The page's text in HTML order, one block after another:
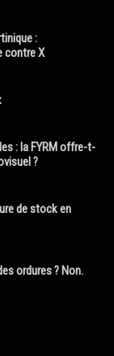
:
contre X
: la FYRM offre-t-
?
de stock en
ordures ? Non.